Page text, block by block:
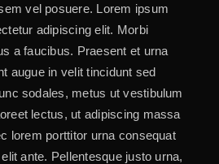
vel posuere. Lorem ipsum
adipiscing elit. Morbi
a faucibus. Praesent et urna
augue in velit tincidunt sed
sodales, metus ut vestibulum
lectus, ut adipiscing massa
lorem porttitor urna consequat
ante. Pellentesque justo urna,